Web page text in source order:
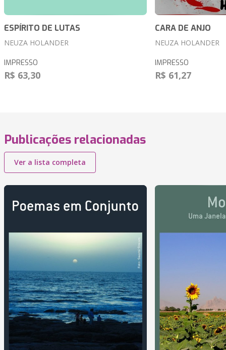
ESPÍRITO DE LUTAS
NEUZA HOLANDER
IMPRESSO
R$ 63,30
CARA DE ANJO
NEUZA HOLANDER
IMPRESSO
R$ 61,27
Publicações relacionadas
Ver a lista completa